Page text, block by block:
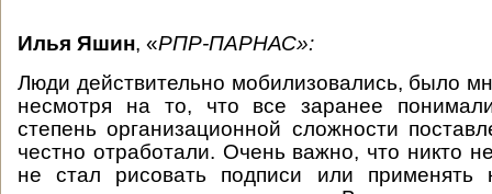
Илья Яшин, «РПР-ПАРНАС»:
Люди действительно мобилизовались, было
несмотря на то, что все заранее
степень организационной сложности
честно отработали. Очень важно, что никто
не стал рисовать подписи или применять